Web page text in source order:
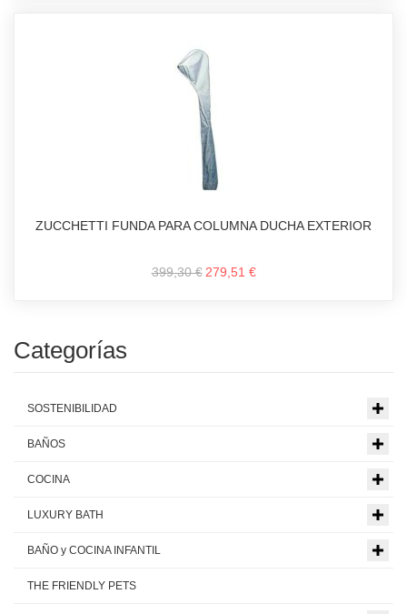
ZUCCHETTI FUNDA PARA COLUMNA DUCHA EXTERIOR
399,30 € 279,51 €
Categorías
SOSTENIBILIDAD
BAÑOS
COCINA
LUXURY BATH
BAÑO y COCINA INFANTIL
THE FRIENDLY PETS